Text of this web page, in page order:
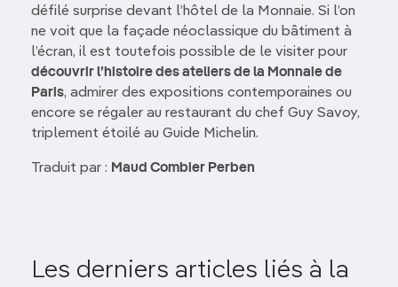
défilé surprise devant l’hôtel de la Monnaie. Si l’on
ne voit que la façade néoclassique du bâtiment à
l’écran, il est toutefois possible de le visiter pour
découvrir l’histoire des ateliers de la Monnaie de
Paris, admirer des expositions contemporaines ou
encore se régaler au restaurant du chef Guy Savoy,
triplement étoilé au Guide Michelin.
Traduit par : Maud Combier Perben
Les derniers articles liés à la